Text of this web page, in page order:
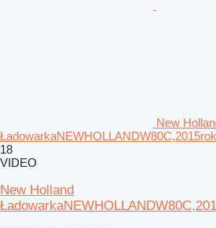
New
18
VIDEO
New Holland